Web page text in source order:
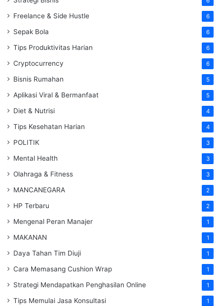
Freelance & Side Hustle 6
Sepak Bola 6
Tips Produktivitas Harian 6
Cryptocurrency 6
Bisnis Rumahan 5
Aplikasi Viral & Bermanfaat 5
Diet & Nutrisi 4
Tips Kesehatan Harian 4
POLITIK 3
Mental Health 3
Olahraga & Fitness 3
MANCANEGARA 2
HP Terbaru 2
Mengenal Peran Manajer 1
MAKANAN 1
Daya Tahan Tim Diuji 1
Cara Memasang Cushion Wrap 1
Strategi Mendapatkan Penghasilan Online 1
Tips Memulai Jasa Konsultasi 1